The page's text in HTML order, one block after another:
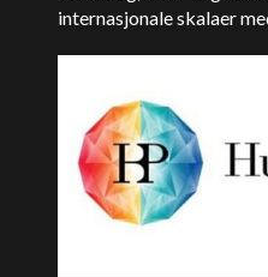
internasjonale skalaer